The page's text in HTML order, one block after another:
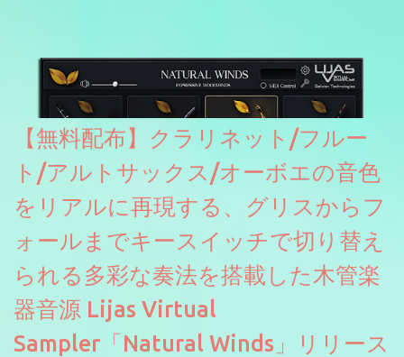
ソースを元に設計・改良した製品のようです。
【無料配布】クラリネット/フルー
ト/アルトサックス/オーボエの音色
をリアルに再現する、グリスからフ
ォールまでキースイッチで切り替え
られる多彩な奏法を搭載した木管楽
器音源 Lijas Virtual
Sampler「Natural Winds」リリース